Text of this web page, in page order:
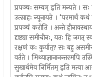
प्रपञ्चः सम्यग् इति मन्यते । सः
उत्साहः न्यूनायते । ‘परमार्थं
प्रपञ्चं करोति । अन्ते
दृष्ट्या समीचीनः, यतः हि जगत्
रक्षणं कः कुर्यात्? सः बहु
वर्तते । मिथ्याज्ञानानन्तरमपि
सुखार्थमेव निर्मितम् इति मत्वा